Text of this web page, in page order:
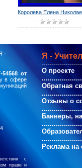
Королева Елена
-
Я -
О проекте
Обратная
Отзывы о
Баннеры,
Реклама на
от
в сфере
с
праве и